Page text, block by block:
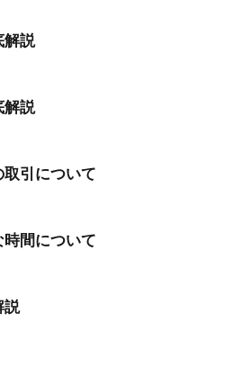
解説
解説
引について
間について
説